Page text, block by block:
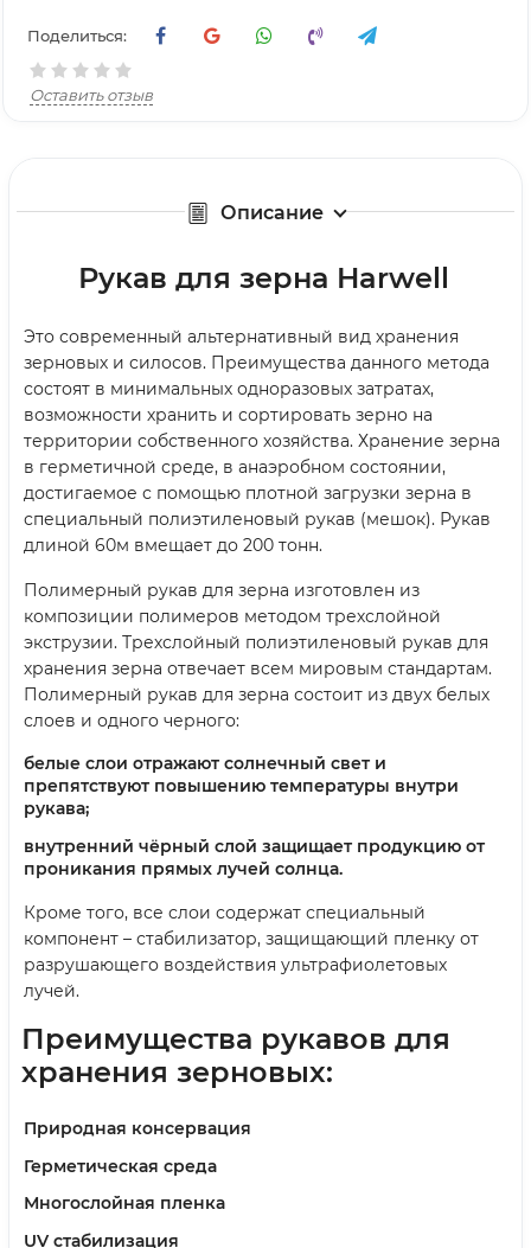
Поделиться:
Оставить отзыв
Описание
Рукав для зерна Harwell
Это современный альтернативный вид хранения
зерновых и силосов. Преимущества данного метода
состоят в минимальных одноразовых затратах,
возможности хранить и сортировать зерно на
территории собственного хозяйства. Хранение зерна
в герметичной среде, в анаэробном состоянии,
достигаемое с помощью плотной загрузки зерна в
специальный полиэтиленовый рукав (мешок). Рукав
длиной 60м вмещает до 200 тонн.
Полимерный рукав для зерна изготовлен из
композиции полимеров методом трехслойной
экструзии. Трехслойный полиэтиленовый рукав для
хранения зерна отвечает всем мировым стандартам.
Полимерный рукав для зерна состоит из двух белых
слоев и одного черного:
белые слои отражают солнечный свет и
препятствуют повышению температуры внутри
рукава;
внутренний чёрный слой защищает продукцию от
проникания прямых лучей солнца.
Кроме того, все слои содержат специальный
компонент – стабилизатор, защищающий пленку от
разрушающего воздействия ультрафиолетовых
лучей.
Преимущества рукавов для
хранения зерновых:
Природная консервация
Герметическая среда
Многослойная пленка
UV стабилизация